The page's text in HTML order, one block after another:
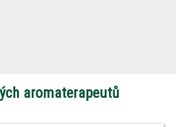
aromaterapeutů